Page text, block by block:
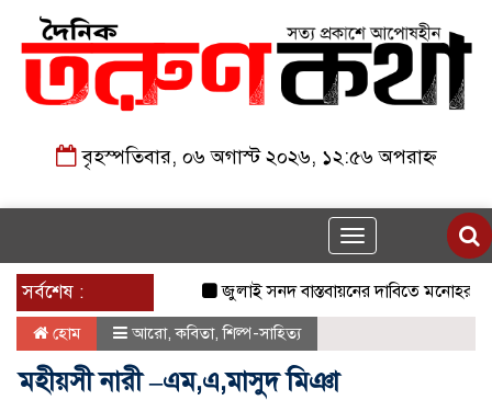
বৃহস্পতিবার, ০৬ অগাস্ট ২০২৬, ১২:৫৬ অপরাহ্ন
Toggle
navigation
সর্বশেষ :
জুলাই সনদ বাস্তবায়নের দাবিতে মনোহরগঞ্জে
হোম আরো,কবিতা,শিল্প-সাহিত্য
মহীয়সী নারী –এম,এ,মাসুদ মিঞা